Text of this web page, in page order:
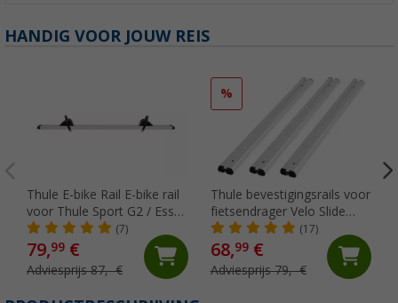
HANDIG VOOR JOUW REIS
Thule E-bike Rail E-bike rail
voor Thule Sport G2 / Esse
4 CD fietsendrager
(7)
79,99 €
Adviesprijs 87,- €
%
Thule bevestigingsrails voor
fietsendrager Velo Slide
70cm
(17)
68,99€
Adviesprijs 79,- €